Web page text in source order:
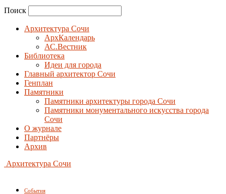
Поиск
Архитектура Сочи
АрхКалендарь
АС.Вестник
Библиотека
Идеи для города
Главный архитектор Сочи
Генплан
Памятники
Памятники архитектуры города Сочи
Памятники монументального искусства города
Сочи
О журнале
Партнёры
Архив
Архитектура Сочи
События